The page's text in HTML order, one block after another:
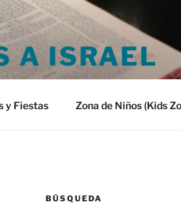
A ISRAEL
y Fiestas Zona de Niños (Kids
BÚSQUEDA